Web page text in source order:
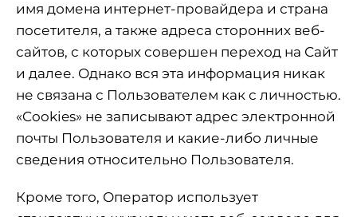
имя домена интернет-провайдера и страна
посетителя, а также адреса сторонних веб-
сайтов, с которых совершен переход на Сайт
и далее. Однако вся эта информация никак
не связана с Пользователем как с личностью.
«Cookies» не записывают адрес электронной
почты Пользователя и какие-либо личные
сведения относительно Пользователя.
Кроме того, Оператор использует